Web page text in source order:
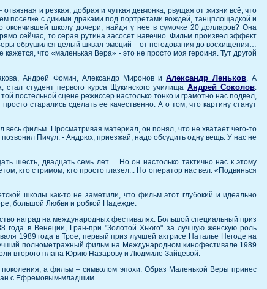
и резкая, добрая и чуткая девчонка, рвущая от жизни всё, что
поселке с дикими драками под портретами вождей, танцплощадкой и
школу дочери, найдя у нее в сумочке 20 долларов? Она
сейчас, то серая рутина засосет навечно. Фильм произвел эффект
обрушился целый шквал эмоций – от негодования до восхищения…
что «маленькая Вера» - это не просто моя героиня. Тут другой
Андрей Фомин, Александр Миронов иАлександр Леньков. А
студент первого курса Щукинского училища Андрей Соколов:
постельной сцене режиссер настолько тонко и грамотно нас подвел,
старались сделать ее качественно. А о том, что картину станут
фильм. Просматривая материал, он понял, что не хватает чего-то
Пичул: - Андрюх, приезжай, надо обсудить одну вещь. У нас не
шесть, двадцать семь лет… Но он настолько тактично нас к этому
кто с гримом, кто просто глазел... Но оператор нас вел: «Подвинься
школы как-то не заметили, что фильм этот глубокий и идеально
большой Любви и робкой Надежде.
наград на международных фестивалях: Большой специальный приз
в Венеции, Гран-при "Золотой Хьюго" за лучшую женскую роль
1989 года в Трое, пеpвый пpиз лучшей актрисе Наталье Негоде на
полнометражный фильм на Международном кинофестивале 1989
второго плана Юрию Назарову и Людмиле Зайцевой.
а фильм – символом эпохи. Образ Маленькой Веры принес
с Ефремовым-младшим.